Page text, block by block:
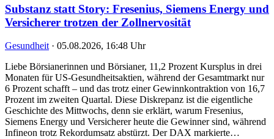
Substanz statt Story: Fresenius, Siemens Energy und
Versicherer trotzen der Zollnervosität
Gesundheit · 05.08.2026, 16:48 Uhr
Liebe Börsianerinnen und Börsianer, 11,2 Prozent Kursplus in drei
Monaten für US-Gesundheitsaktien, während der Gesamtmarkt nur
6 Prozent schafft – und das trotz einer Gewinnkontraktion von 16,7
Prozent im zweiten Quartal. Diese Diskrepanz ist die eigentliche
Geschichte des Mittwochs, denn sie erklärt, warum Fresenius,
Siemens Energy und Versicherer heute die Gewinner sind, während
Infineon trotz Rekordumsatz abstürzt. Der DAX markierte…